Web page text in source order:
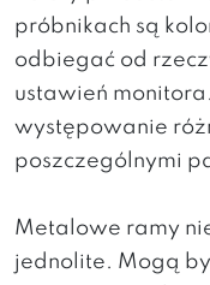
próbnikach są
odbiegać od
ustawień
występowanie
poszczególnymi
Metalowe ramy
jednolite. Mogą